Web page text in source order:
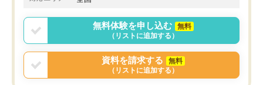
無料体験を申し込む
無料
（リストに追加する）
資料を請求する
無料
（リストに追加する）